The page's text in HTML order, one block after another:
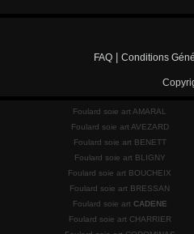
FAQ Conditions
Foulard soie art AMARAL
Foulard soie art AVEZARD
Foulard soie art BENETT
Foulard soie art BLIGNY
Foulard soie art BOUCHEIX
Foulard soie art BRESSAN
Foulard soie art CADENE
Foulard soie art CHARRIER